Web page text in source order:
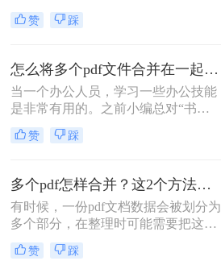
学习，我们都将使用它，但如果我们
能掌握更多的PDF操作技巧，这对提
事，因此，今天我们要讲的是，怎么
将两个pdf合并在一起，如果你也想要
知道pdf合并这种技巧，就来看看吧！
赞 踩
怎么将多个pdf文件合并在一起？这3个方法一分钟就能搞定！太好用了
当一个办公人员，学习一些办公技能
是非常有用的。之前小编总对“书到
用时就恨少”这句话非常不以为然，
直到真正遇到的时候，才明白这句话
候多学点东西，等用到的时候也不会
变得手忙脚乱。你知道怎么将多个pdf
文件合并在一起吗？今日小编就跟你
分享如何把pdf合并在一起。
赞 踩
多个pdf怎样合并？这2个方法超级简单！很多人不知道
有时候，一份pdf文档数据会被划分为
多个部分，在整理时可能需要把这些
文件合并在一起，那么多个pdf怎样合
并呢？小编今天就来给大家分享一下
赞 踩